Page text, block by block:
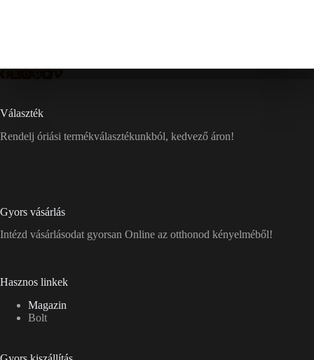
Választék
Rendelj óriási termékválasztékunkból, kedvező áron!
Gyors vásárlás
Intézd vásárlásodat gyorsan Online az otthonod kényelméből!
Hasznos linkek
Magazin
Bolt